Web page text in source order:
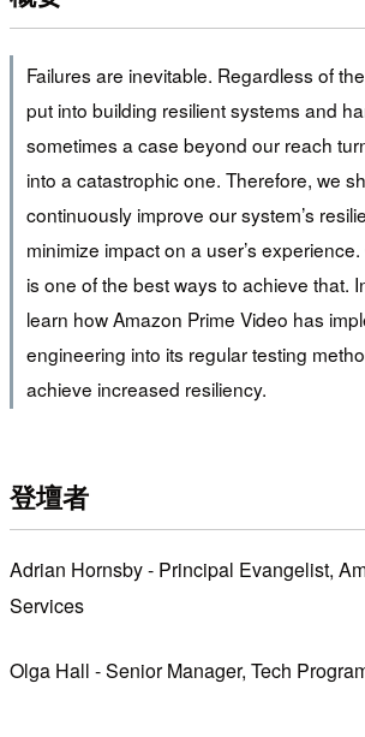
Failures are inevitable. Regardless of
put into building resilient systems and
sometimes a case beyond our reach
into a catastrophic one. Therefore, we
continuously improve our system’s
minimize impact on a user’s
is one of the best ways to achieve that.
learn how Amazon Prime Video has
engineering into its regular testing
achieve increased resiliency.
登壇者
Adrian Hornsby - Principal Evangelist,
Services
Olga Hall - Senior Manager, Tech